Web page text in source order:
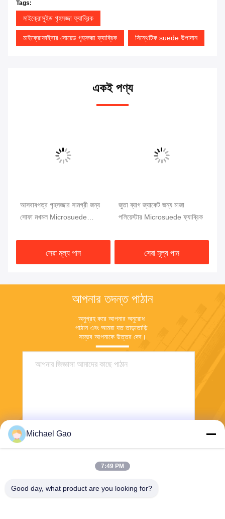
Tags:
মাইক্রোসুইড গৃহসজ্জা ফ্যাব্রিক
মাইক্রোফাইবার সোয়েড গৃহসজ্জা ফ্যাব্রিক সিন্থেটিক suede উপাদান
একই পণ্য
আসবাবপত্র গৃহসজ্জার সামগ্রী জন্য
সোফা মখমল Microsuede
সেরা মূল্য পান
জুতা ব্যাগ জ্যাকেট জন্য মাজা
পলিয়েস্টার Microsuede ফ্যাব্রিক
সেরা মূল্য পান
আপনার তদন্ত পাঠান
অনুগ্রহ করে আপনার অনুরোধ
পাঠান এবং আমরা যত তাড়াতাড়ি
সম্ভব আপনাকে উত্তর দেব।
Michael Gao
7:49 PM
Good day, what product are you looking for?